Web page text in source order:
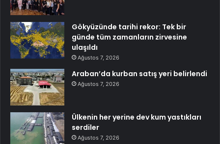
Gökyüzünde tarihi rekor: Tek bir
günde tüm zamanların zirvesine
ulaşıldı
Ağustos 7, 2026
Araban’da kurban satış yeri belirlendi
Ağustos 7, 2026
Ülkenin her yerine dev kum yastıkları
serdiler
Ağustos 7, 2026